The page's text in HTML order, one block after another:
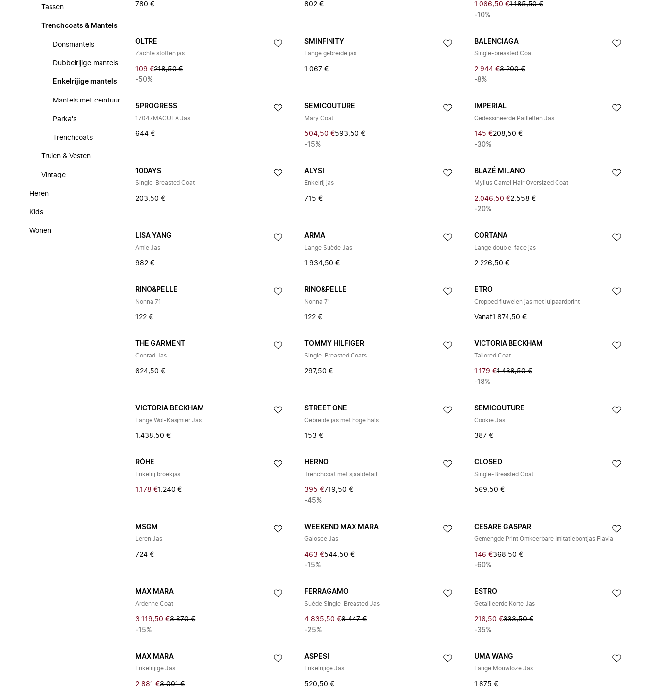
Tassen
Trenchcoats & Mantels
Donsmantels
Dubbelrijige mantels
Enkelrijige mantels
Mantels met ceintuur
Parka's
Trenchcoats
Truien & Vesten
Vintage
Heren
Kids
Wonen
780 € 802 € 1.066,50 €1.185,50 €
-10%
OLTRE
Zachte stoffen jas
109 €218,50 €
-50%
SMINFINITY
Lange gebreide jas
1.067 €
BALENCIAGA
Single-breasted Coat
2.944 €3.200 €
-8%
5PROGRESS
17047MACULA Jas
644 €
SEMICOUTURE
Mary Coat
504,50 €593,50 €
-15%
IMPERIAL
Gedessineerde Pailletten Jas
145 €208,50 €
-30%
10DAYS
Single-Breasted Coat
203,50 €
ALYSI
Enkelrij jas
715 €
BLAZÉ MILANO
Mylius Camel Hair Oversized Coat
2.046,50 €2.558 €
-20%
LISA YANG
Amie Jas
982 €
ARMA
Lange Suède Jas
1.934,50 €
CORTANA
Lange double-face jas
2.226,50 €
RINO&PELLE
Nonna 71
122 €
RINO&PELLE
Nonna 71
122 €
ETRO
Cropped fluwelen jas met luipaardprint
Vanaf1.874,50 €
THE GARMENT
Conrad Jas
624,50 €
TOMMY HILFIGER
Single-Breasted Coats
297,50 €
VICTORIA BECKHAM
Tailored Coat
1.179 €1.438,50 €
-18%
VICTORIA BECKHAM
Lange Wol-Kasjmier Jas
1.438,50 €
STREET ONE
Gebreide jas met hoge hals
153 €
SEMICOUTURE
Cookie Jas
387 €
RÓHE
Enkelrij broekjas
1.178 €1.240 €
HERNO
Trenchcoat met sjaaldetail
395 €719,50 €
-45%
CLOSED
Single-Breasted Coat
569,50 €
MSGM
Leren Jas
724 €
WEEKEND MAX MARA
Galosce Jas
463 €544,50 €
-15%
CESARE GASPARI
Gemengde Print Omkeerbare Imitatiebontjas Flavia
146 €368,50 €
-60%
MAX MARA
Ardenne Coat
3.119,50 €3.670 €
-15%
FERRAGAMO
Suède Single-Breasted Jas
4.835,50 €6.447 €
-25%
ESTRO
Getailleerde Korte Jas
216,50 €333,50 €
-35%
MAX MARA
Enkelrijige Jas
2.881 €3.001 €
ASPESI
Enkelrijige Jas
520,50 €
UMA WANG
Lange Mouwloze Jas
1.875 €